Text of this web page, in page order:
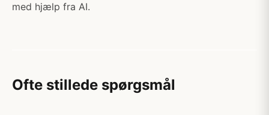
med hjælp fra AI.
Ofte stillede spørgsmål